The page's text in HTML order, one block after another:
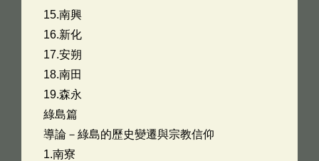
15.南興
16.新化
17.安朔
18.南田
19.森永
綠島篇
導論－綠島的歷史變遷與宗教信仰
1.南寮